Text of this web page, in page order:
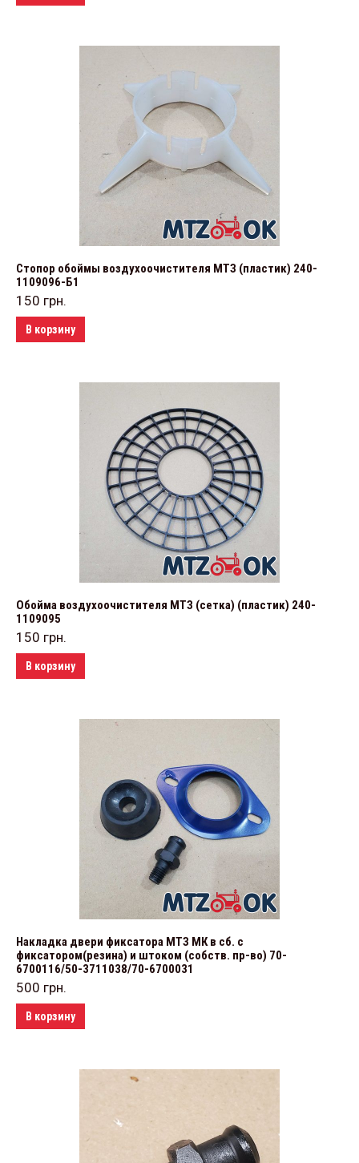
Стопор обоймы воздухоочистителя МТЗ (пластик) 240-
1109096-Б1
150 грн.
В корзину
Обойма воздухоочистителя МТЗ (сетка) (пластик) 240-
1109095
150 грн.
В корзину
Накладка двери фиксатора МТЗ МК в сб. с
фиксатором(резина) и штоком (собств. пр-во) 70-
6700116/50-3711038/70-6700031
500 грн.
В корзину